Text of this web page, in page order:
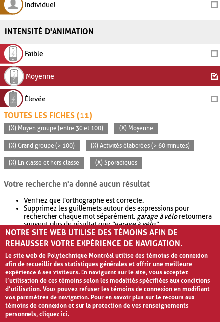
Individuel
INTENSITÉ D'ANIMATION
Faible
Moyenne
Élevée
TOUTES LES FICHES (11)
(X) Moyen groupe (entre 30 et 100) (X) Moyenne
(X) Grand groupe (> 100) (X) Activités élaborées (> 60 minutes)
(X) En classe et hors classe (X) Sporadiques
Votre recherche n'a donné aucun résultat
Vérifiez que l'orthographe est correcte.
Supprimez les guillemets autour des expressions pour
rechercher chaque mot séparément. garage à véloretournera
souvent plus de résultat que"garage à vélo".
Envisagez d'élargir votre recherche avec OR.garage OR vélo
retournera souvent plus de résultat quegarage à vélo
NOTRE SITE WEB UTILISE DES TÉMOINS AFIN DE
REHAUSSER VOTRE EXPÉRIENCE DE NAVIGATION.
Le site web de Polytechnique Montréal utilise des témoins de connexion
afin de recueillir des statistiques générales et offrir une meilleure
expérience à ses visiteurs. En naviguant sur le site, vous acceptez
l’utilisation de ces témoins selon les modalités spécifiées aux conditions
d’utilisation. Vous pouvez refuser les témoins de connexion en modifiant
vos paramètres de navigation. Pour en savoir plus sur le recours aux
témoins de connexion et sur la protection de vos renseignements
personnels,cliquez ici.